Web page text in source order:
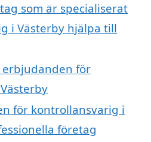
som är specialiserat
i Västerby hjälpa till
erbjudanden för
för kontrollansvarig i
företag